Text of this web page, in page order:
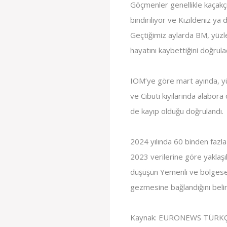
Göçmenler genellikle
bindiriliyor ve Kızıldeniz
Geçtiğimiz aylarda BM,
hayatını kaybettiğini
IOM’ye göre mart ayında,
ve Cibuti kıyılarında
de kayıp olduğu doğrulandı.
2024 yılında 60 binden
2023 verilerine göre
düşüşün Yemenli ve
gezmesine bağlandığını
Kaynak: EURONEWS